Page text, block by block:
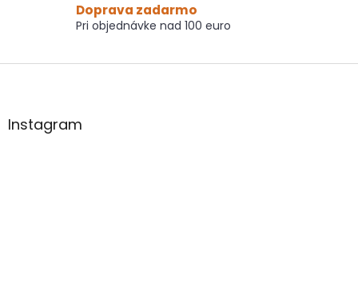
u
Doprava zadarmo
Pri objednávke nad 100 euro
Z
äInstagram